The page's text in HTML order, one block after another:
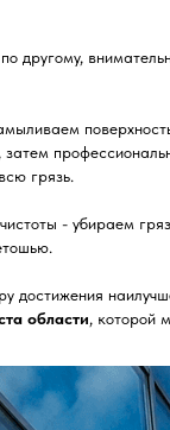
другому,
затем
грязь.
- убираем
достижения
области, которой